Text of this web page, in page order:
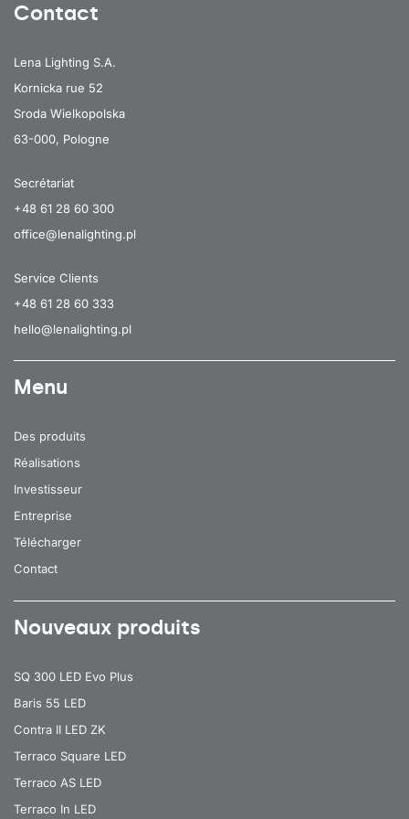
Contact
Lena Lighting S.A.
Kornicka rue 52
Sroda Wielkopolska
63-000, Pologne
Secrétariat
+48 61 28 60 300
office@lenalighting.pl
Service Clients
+48 61 28 60 333
hello@lenalighting.pl
Menu
Des produits
Réalisations
Investisseur
Entreprise
Télécharger
Contact
Nouveaux produits
SQ 300 LED Evo Plus
Baris 55 LED
Contra II LED ZK
Terraco Square LED
Terraco AS LED
Terraco In LED